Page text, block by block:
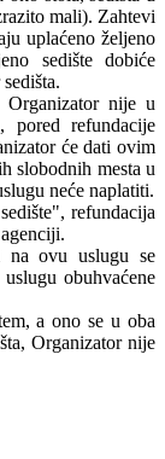
mali). Zahtevi
uplaćeno željeno
sedište dobiće
Organizator nije u
pored refundacije
će dati ovim
slobodnih mesta u
neće naplatiti.
refundacija
na ovu uslugu se
obuhvaćene
a ono se u oba
Organizator nije